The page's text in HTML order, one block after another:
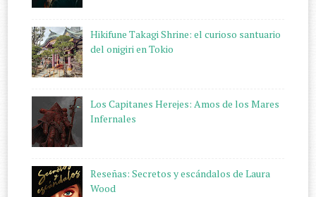
Hikifune Takagi Shrine: el curioso santuario
del onigiri en Tokio
Los Capitanes Herejes: Amos de los Mares
Infernales
Reseñas: Secretos y escándalos de Laura
Wood